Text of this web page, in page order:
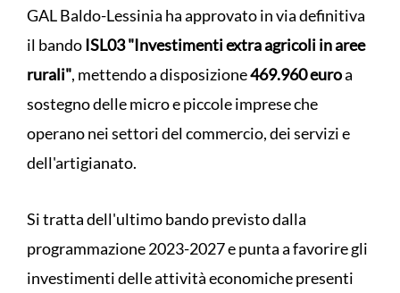
GAL Baldo-Lessinia ha approvato in via definitiva
il bandoISL03 "Investimenti extra agricoli in aree
rurali", mettendo a disposizione469.960 euroa
sostegno delle micro e piccole imprese che
operano nei settori del commercio, dei servizi e
dell'artigianato.
Si tratta dell'ultimo bando previsto dalla
programmazione 2023-2027 e punta a favorire gli
investimenti delle attività economiche presenti